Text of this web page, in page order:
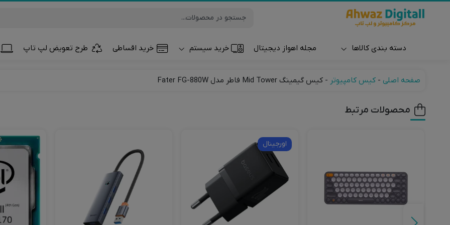
دسته بندی کالاها
ساعت و مچ بند ساعت هوشمند
مجله اهواز دیجیتال خرید سیستم خرید اقساطی طرح تعویض لپ تاپ
صفحه اصلی - کیس کامپیوتر - کیس گیمینگ Mid Tower فاطر مدل Fater FG-880W
محصولات مرتبط